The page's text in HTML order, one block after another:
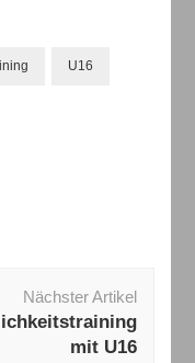
U16
Nächster Artikel
mit U16